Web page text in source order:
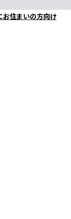
お住まいの方向け